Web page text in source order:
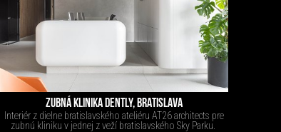
ZUBNÁ KLINIKA DENTLY, BRATISLAVA
Interiér z dielne bratislavského ateliéru AT26 architects pre
zubnú kliniku v jednej z veží bratislavského Sky Parku.